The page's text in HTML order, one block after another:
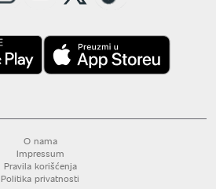
O nama
Impressum
Pravila korišćenja
Politika privatnosti